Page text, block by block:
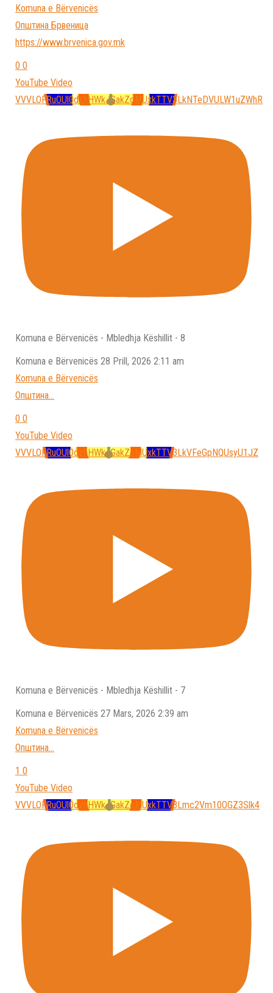
Komuna e Bёrvenicёs
Општина Брвеница
https://www.brvenica.gov.mk
0 0
YouTube Video
VVVLOFRuOUl0dzhHWkJGakZoMUxkTTV3LkNTeDVULW1uZWhR
Komuna e Bërvenicës - Mbledhja Këshillit - 8
Komuna e Bёrvenicёs 28 Prill, 2026 2:11 am
Komuna e Bёrvenicёs
Општина...
0 0
YouTube Video
VVVLOFRuOUl0dzhHWkJGakZoMUxkTTV3LkVFeGpNQUsyU1JZ
Komuna e Bërvenicës - Mbledhja Këshillit - 7
Komuna e Bёrvenicёs 27 Mars, 2026 2:39 am
Komuna e Bёrvenicёs
Општина...
1 0
YouTube Video
VVVLOFRuOUl0dzhHWkJGakZoMUxkTTV3Lmc2Vm10OGZ3Slk4